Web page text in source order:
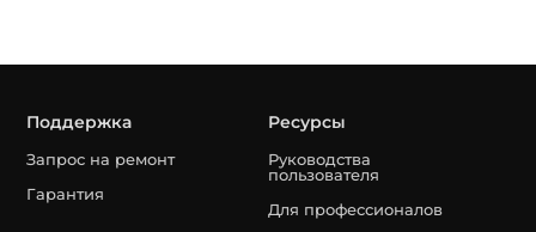
Поддержка
Запрос на ремонт
Гарантия
Ресурсы
Руководства
пользователя
Для профессионалов